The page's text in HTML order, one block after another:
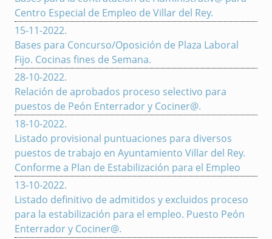
Centro Especial de Empleo de Villar del Rey.
15-11-2022.
Bases para Concurso/Oposición de Plaza Laboral
Fijo. Cocinas fines de Semana.
28-10-2022.
Relación de aprobados proceso selectivo para
puestos de Peón Enterrador y Cociner@.
18-10-2022.
Listado provisional puntuaciones para diversos
puestos de trabajo en Ayuntamiento Villar del Rey.
Conforme a Plan de Estabilización para el Empleo
13-10-2022.
Listado definitivo de admitidos y excluidos proceso
para la estabilización para el empleo. Puesto Peón
Enterrador y Cociner@.